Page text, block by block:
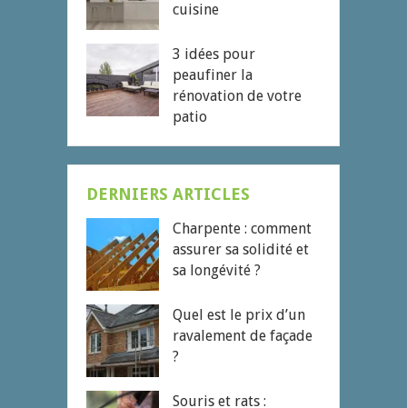
cuisine
3 idées pour
peaufiner la
rénovation de votre
patio
DERNIERS ARTICLES
Charpente : comment
assurer sa solidité et
sa longévité ?
Quel est le prix d’un
ravalement de façade
?
Souris et rats :